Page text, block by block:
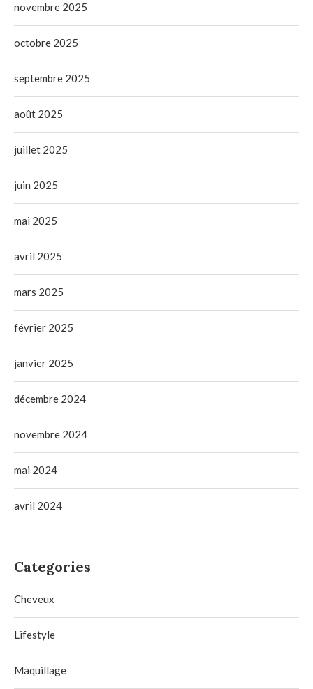
novembre 2025
octobre 2025
septembre 2025
août 2025
juillet 2025
juin 2025
mai 2025
avril 2025
mars 2025
février 2025
janvier 2025
décembre 2024
novembre 2024
mai 2024
avril 2024
Categories
Cheveux
Lifestyle
Maquillage